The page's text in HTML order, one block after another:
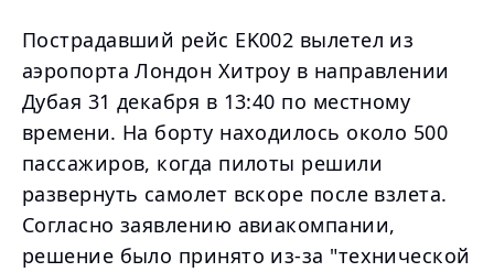
Пострадавший рейс EK002 вылетел из
аэропорта Лондон Хитроу в направлении
Дубая 31 декабря в 13:40 по местному
времени. На борту находилось около 500
пассажиров, когда пилоты решили
развернуть самолет вскоре после взлета.
Согласно заявлению авиакомпании,
решение было принято из-за "технической